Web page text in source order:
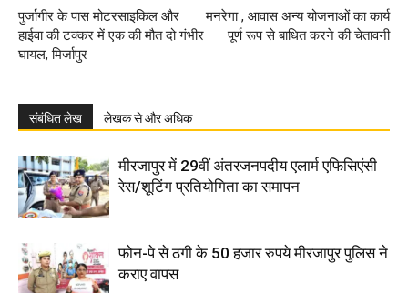
पुर्जागीर के पास मोटरसाइकिल और
हाईवा की टक्कर में एक की मौत दो गंभीर
घायल, मिर्जापुर
मनरेगा , आवास अन्य योजनाओं का कार्य
पूर्ण रूप से बाधित करने की चेतावनी
संबंधित लेख लेखक से और अधिक
मीरजापुर में 29वीं अंतरजनपदीय एलार्म एफिसिएंसी
रेस/शूटिंग प्रतियोगिता का समापन
फोन-पे से ठगी के 50 हजार रुपये मीरजापुर पुलिस ने
कराए वापस